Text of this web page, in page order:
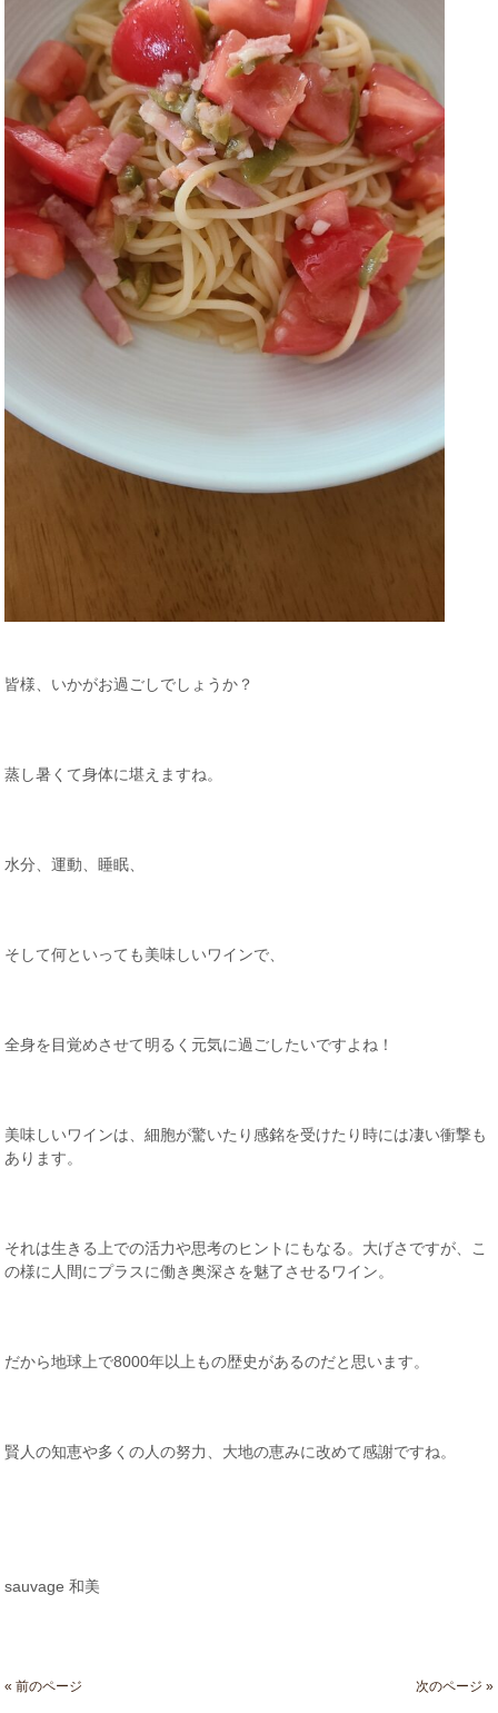
皆様、いかがお過ごしでしょうか？
蒸し暑くて身体に堪えますね。
水分、運動、睡眠、
そして何といっても美味しいワインで、
全身を目覚めさせて明るく元気に過ごしたいですよね！
美味しいワインは、細胞が驚いたり感銘を受けたり時には凄い衝撃も
あります。
それは生きる上での活力や思考のヒントにもなる。大げさですが、こ
の様に人間にプラスに働き奥深さを魅了させるワイン。
だから地球上で8000年以上もの歴史があるのだと思います。
賢人の知恵や多くの人の努力、大地の恵みに改めて感謝ですね。
sauvage 和美
« 前のページ 次のページ »